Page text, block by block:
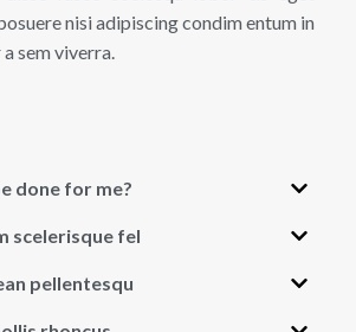
nisi adipiscing condim entum in
sem viverra.
done for me?
scelerisque fel
pellentesqu